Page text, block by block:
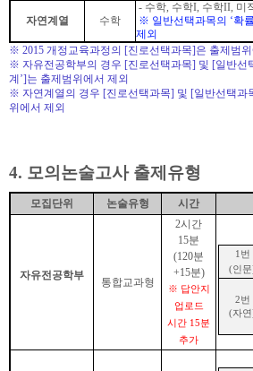
자연계열 수학
- 수학, 수학I, 수학II, 미
※ 일반선택과목의 ‘확
제외
※ 2015 개정교육과정의 [진로선택과목]은 출제범
※ 자유전공학부의 경우 [진로선택과목] 및 [일반선
계 ’]는 출제범위에서 제외
※ 자연계열의 경우 [진로선택과목] 및 [일반선택과
위에서 제외
4. 모의논술고사 출제유형
모집단위 논술유형 시간
자유전공학부
통합교과형
2시간
15분
(120분
+15분)
※ 답안지
업로드
시간 15분
추가
1 번
(인문
2번
(자연